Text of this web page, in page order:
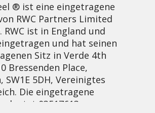
® ist eine eingetragene
RWC Partners Limited
RWC ist in England und
und hat seinen
Sitz in Verde 4th
Bressenden Place,
SW1E 5DH, Vereinigtes
Die eingetragene
lautet 03517613.